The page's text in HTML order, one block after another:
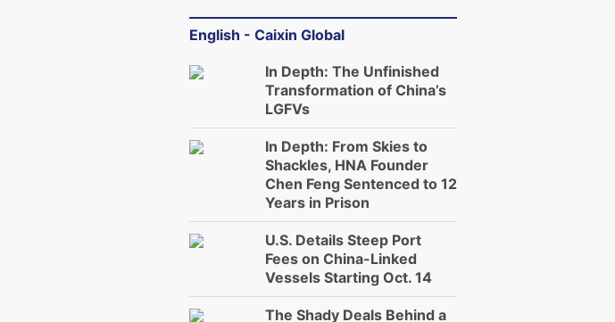
English - Caixin Global
In Depth: The Unfinished
Transformation of China’s
LGFVs
In Depth: From Skies to
Shackles, HNA Founder
Chen Feng Sentenced to 12
Years in Prison
U.S. Details Steep Port
Fees on China-Linked
Vessels Starting Oct. 14
The Shady Deals Behind a